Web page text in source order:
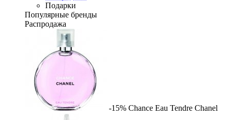
Подарки
Популярные бренды
Распродажа
-15% Chance Eau Tendre Chanel